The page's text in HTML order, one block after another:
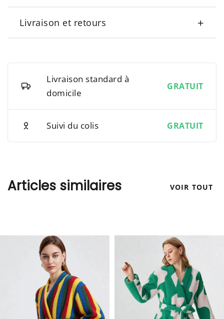
Livraison et retours +
Livraison standard à
domicile
GRATUIT
Suivi du colis GRATUIT
Articles similaires VOIR TOUT